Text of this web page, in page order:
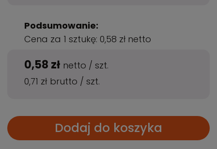
Podsumowanie:
Cena za 1 sztukę: 0,58 zł netto
0,58 zł netto / szt.
0,71 zł brutto / szt.
Dodaj do koszyka